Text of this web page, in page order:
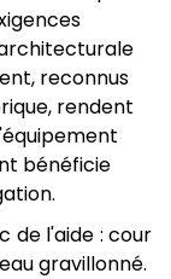
reconnus
rendent
bénéficie
de l'aide : cour
gravillonné.